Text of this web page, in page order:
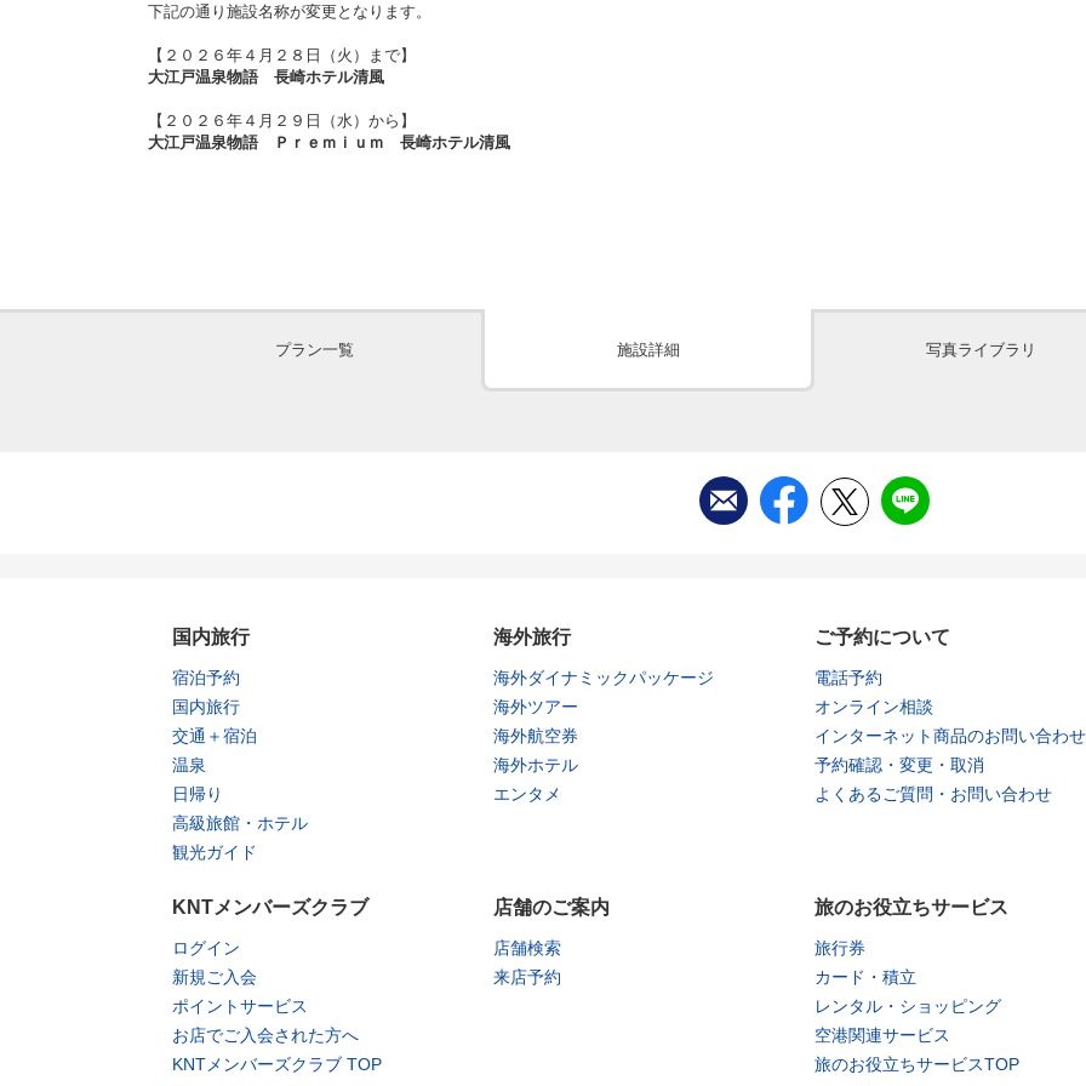
下記の通り施設名称が変更となります。
【２０２６年４月２８日（火）まで】
大江戸温泉物語 長崎ホテル清風
【２０２６年４月２９日（水）から】
大江戸温泉物語 Ｐｒｅｍｉｕｍ 長崎ホテル清風
プラン一覧 施設詳細 写真ライブラリ
国内旅行
宿泊予約
国内旅行
交通＋宿泊
温泉
日帰り
高級旅館・ホテル
観光ガイド
海外旅行
海外ダイナミックパッケージ
海外ツアー
海外航空券
海外ホテル
エンタメ
ご予約について
電話予約
オンライン相談
インターネット商品のお問い合わせ
予約確認・変更・取消
よくあるご質問・お問い合わせ
KNTメンバーズクラブ
ログイン
新規ご入会
ポイントサービス
お店でご入会された方へ
KNTメンバーズクラブ TOP
店舗のご案内
店舗検索
来店予約
旅のお役立ちサービス
旅行券
カード・積立
レンタル・ショッピング
空港関連サービス
旅のお役立ちサービスTOP